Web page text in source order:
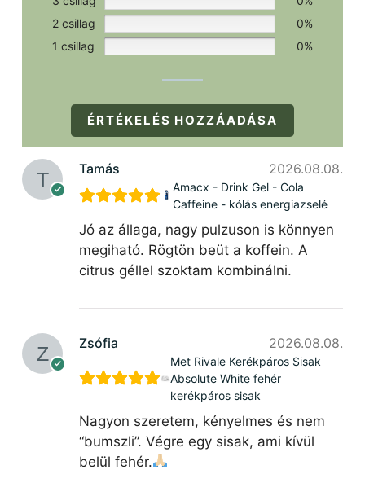
2 csillag
0%
1 csillag
0%
ÉRTÉKELÉS HOZZÁADÁSA
Tamás 2026.08.08.
Amacx - Drink Gel - Cola
Caffeine - kólás energiazselé
Jó az állaga, nagy pulzuson is könnyen
megiható. Rögtön beüt a koffein. A
citrus géllel szoktam kombinálni.
Zsófia 2026.08.08.
Met Rivale Kerékpáros Sisak
Absolute White fehér
kerékpáros sisak
Nagyon szeretem, kényelmes és nem
“bumszli”. Végre egy sisak, ami kívül
belül fehér.